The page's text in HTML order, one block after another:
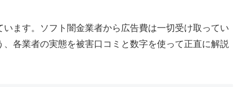
ます。ソフト闇金業者から広告費は一切受け取ってい
各業者の実態を被害口コミと数字を使って正直に解説